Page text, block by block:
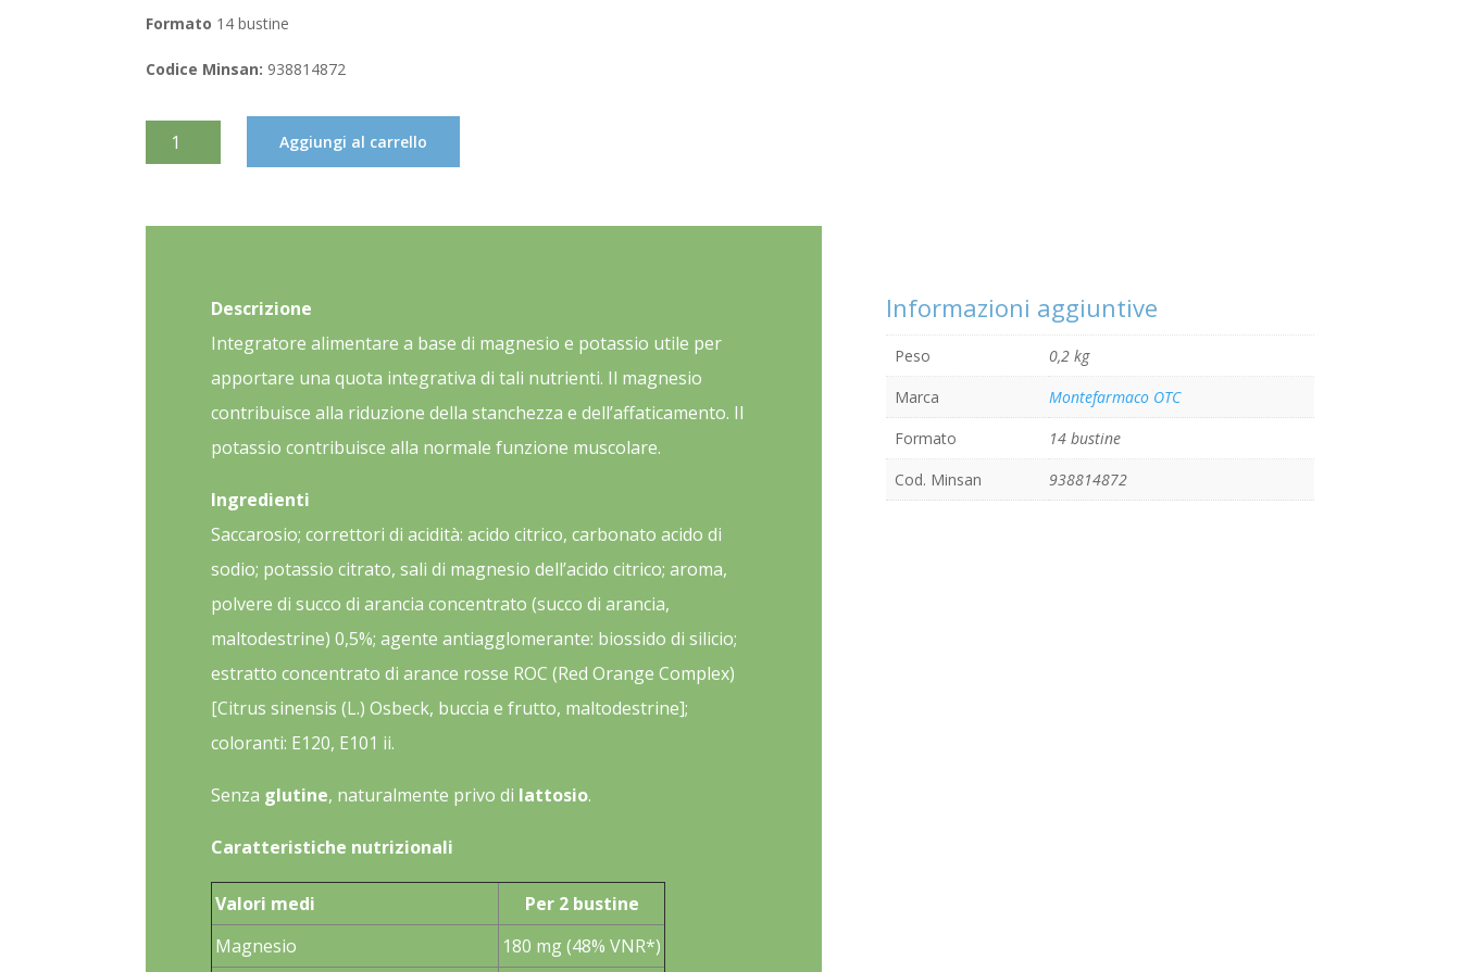
Formato 14 bustine
Codice Minsan: 938814872
BRIOVITASE
POTASSIO
QUANTITÀ
Aggiungi al carrello
Descrizione
Integratore alimentare a base di magnesio e potassio utile per
apportare una quota integrativa di tali nutrienti. Il magnesio
contribuisce alla riduzione della stanchezza e dell’affaticamento. Il
potassio contribuisce alla normale funzione muscolare.
Ingredienti
Saccarosio; correttori di acidità: acido citrico, carbonato acido di
sodio; potassio citrato, sali di magnesio dell’acido citrico; aroma,
polvere di succo di arancia concentrato (succo di arancia,
maltodestrine) 0,5%; agente antiagglomerante: biossido di silicio;
estratto concentrato di arance rosse ROC (Red Orange Complex)
[Citrus sinensis (L.) Osbeck, buccia e frutto, maltodestrine];
coloranti: E120, E101 ii.
Senza glutine, naturalmente privo di lattosio.
Caratteristiche nutrizionali
Valori medi
Per 2 bustine
Magnesio
180 mg (48% VNR*)
Informazioni aggiuntive
Peso
0,2 kg
Marca
Montefarmaco OTC
Formato
14 bustine
Cod. Minsan
938814872